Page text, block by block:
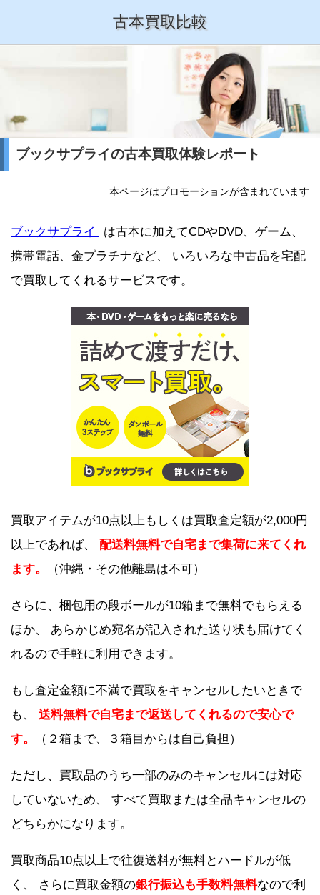
古本買取比較
ブックサプライの古本買取体験レポート
本ページはプロモーションが含まれています
ブックサプライ
は古本に加えてCDやDVD、ゲーム、
携帯電話、金プラチナなど、 いろいろな中古品を宅配
で買取してくれるサービスです。
買取アイテムが10点以上もしくは買取査定額が2,000円
以上であれば、 配送料無料で自宅まで集荷に来てくれ
ます。
（沖縄・その他離島は不可）
さらに、梱包用の段ボールが10箱まで無料でもらえる
ほか、 あらかじめ宛名が記入された送り状も届けてく
れるので手軽に利用できます。
もし査定金額に不満で買取をキャンセルしたいときで
も、 送料無料で自宅まで返送してくれるので安心で
す。
（２箱まで、３箱目からは自己負担）
ただし、買取品のうち一部のみのキャンセルには対応
していないため、 すべて買取または全品キャンセルの
どちらかになります。
買取商品10点以上で往復送料が無料とハードルが低
く、 さらに買取金額の銀行振込も手数料無料なので利